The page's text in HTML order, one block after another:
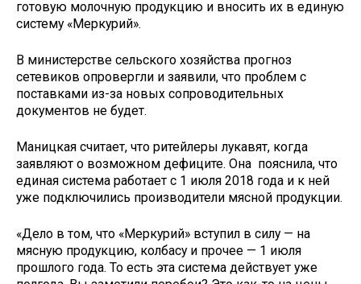
готовую молочную продукцию и вносить их в единую
систему «Меркурий».
В министерстве сельского хозяйства прогноз
сетевиков опровергли и заявили, что проблем с
поставками из-за новых сопроводительных
документов не будет.
Маницкая считает, что ритейлеры лукавят, когда
заявляют о возможном дефиците. Она пояснила, что
единая система работает с 1 июля 2018 года и к ней
уже подключились производители мясной продукции.
«Дело в том, что «Меркурий» вступил в силу — на
мясную продукцию, колбасу и прочее — 1 июля
прошлого года. То есть эта система действует уже